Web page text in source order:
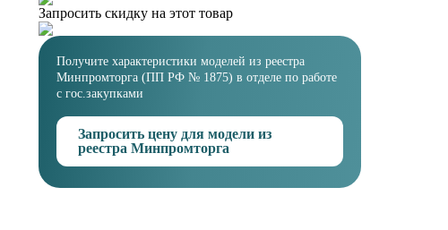
Запросить скидку на этот товар
Получите характеристики моделей из реестра
Минпромторга (ПП РФ № 1875) в отделе по работе
с гос.закупками
Запросить цену для модели из
реестра Минпромторга